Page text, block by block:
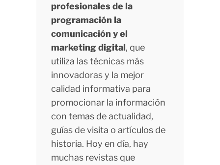
profesionales de la
programación la
comunicación y el
marketing digital, que
utiliza las técnicas más
innovadoras y la mejor
calidad informativa para
promocionar la información
con temas de actualidad,
guías de visita o artículos de
historia. Hoy en día, hay
muchas revistas que